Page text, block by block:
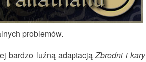
problemów.
bardzo luźną adaptacjąZbrodni i kary